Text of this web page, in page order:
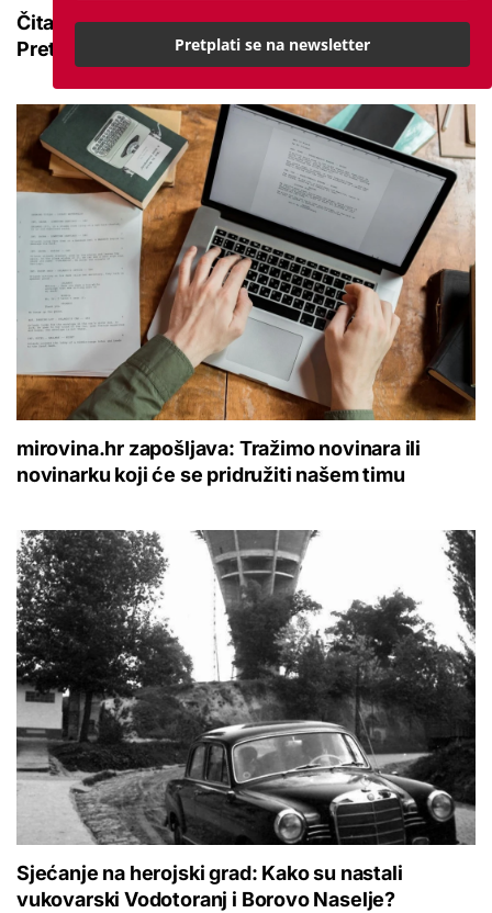
Čitajte mirovina.hr bez oglasa ovog ljeta:
Pretplatite se za samo 3,99 € mjesečno
mirovina.hr zapošljava: Tražimo novinara ili
novinarku koji će se pridružiti našem timu
Sjećanje na herojski grad: Kako su nastali
vukovarski Vodotoranj i Borovo Naselje?
Pretplati se na newsletter